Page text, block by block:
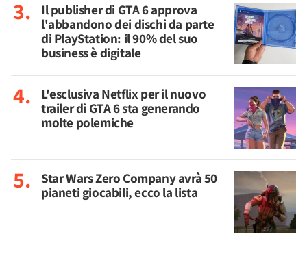
Il publisher di GTA 6 approva
l'abbandono dei dischi da parte
di PlayStation: il 90% del suo
business è digitale
L'esclusiva Netflix per il nuovo
trailer di GTA 6 sta generando
molte polemiche
Star Wars Zero Company avrà 50
pianeti giocabili, ecco la lista